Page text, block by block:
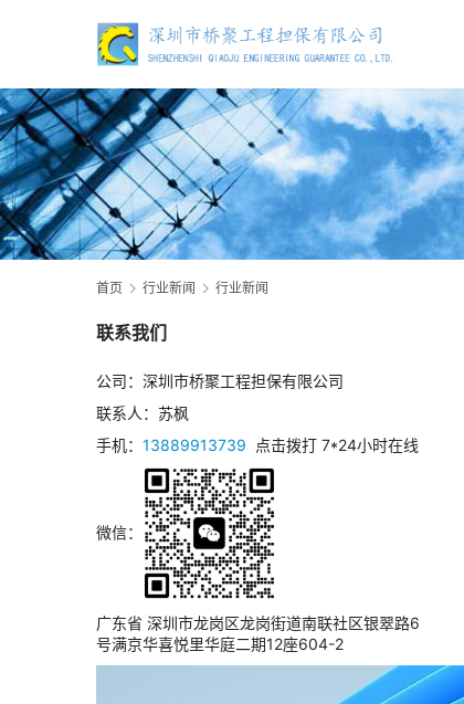
首页 行业新闻 行业新闻
联系我们
公司：深圳市桥聚工程担保有限公司
联系人：苏枫
手机： 13889913739 点击拨打 7*24小时在线
微信：
广东省 深圳市龙岗区龙岗街道南联社区银翠路6
号满京华喜悦里华庭二期12座604-2